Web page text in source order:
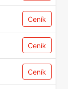
Ceník
Ceník
Ceník